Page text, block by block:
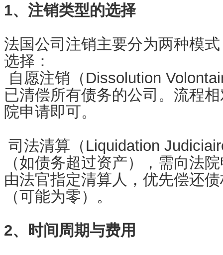
1、注销类型的选择
法国公司注销主要分为两种模
选择：
自愿注销（Dissolution
已清偿所有债务的公司。流程
院申请即可。
司法清算（Liquidation
（如债务超过资产），需向法
由法官指定清算人，优先偿还
（可能为零）。
2、时间周期与费用